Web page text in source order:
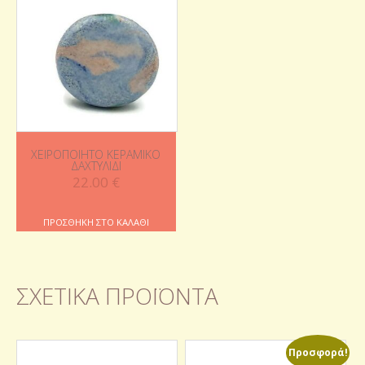
ΧΕΙΡΟΠΟΊΗΤΟ ΚΕΡΑΜΙΚΌ
ΔΑΧΤΥΛΊΔΙ
22.00 €
ΠΡΟΣΘΉΚΗ ΣΤΟ ΚΑΛΆΘΙ
ΣΧΕΤΙΚΆ ΠΡΟΪΌΝΤΑ
Προσφορά!